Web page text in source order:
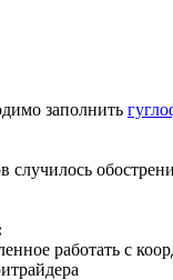
заполнить
работать с